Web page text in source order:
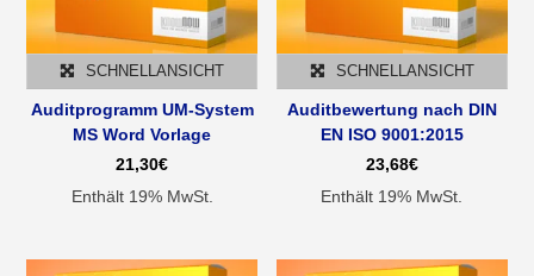
SCHNELLANSICHT
Auditprogramm UM-System
MS Word Vorlage
21,30€
Enthält 19% MwSt.
SCHNELLANSICHT
Auditbewertung nach DIN
EN ISO 9001:2015
23,68€
Enthält 19% MwSt.